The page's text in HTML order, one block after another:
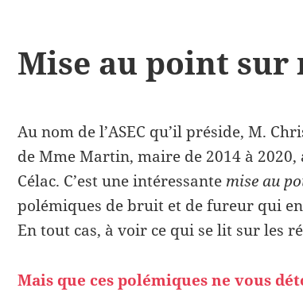
Mise au point sur
Au nom de l’ASEC qu’il préside, M.
de Mme Martin, maire de 2014 à
Célac. C’est une intéressante mise au
polémiques de bruit et de fureur qui
En tout cas, à voir ce qui se lit sur les
Mais que ces polémiques ne vous